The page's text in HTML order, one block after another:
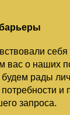
себя
вас о наших
рады
и
запроса.